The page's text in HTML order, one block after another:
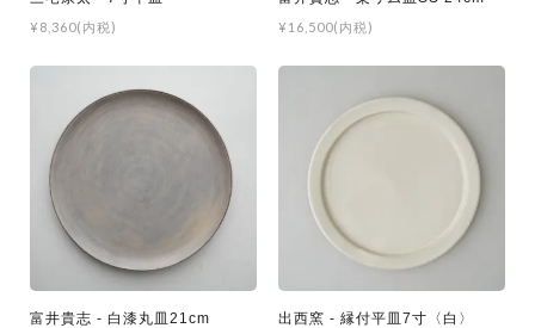
¥8,360(内税) ¥16,500(内税)
富井貴志 - 白漆丸皿21cm 出西窯 - 縁付平皿7寸〈白〉